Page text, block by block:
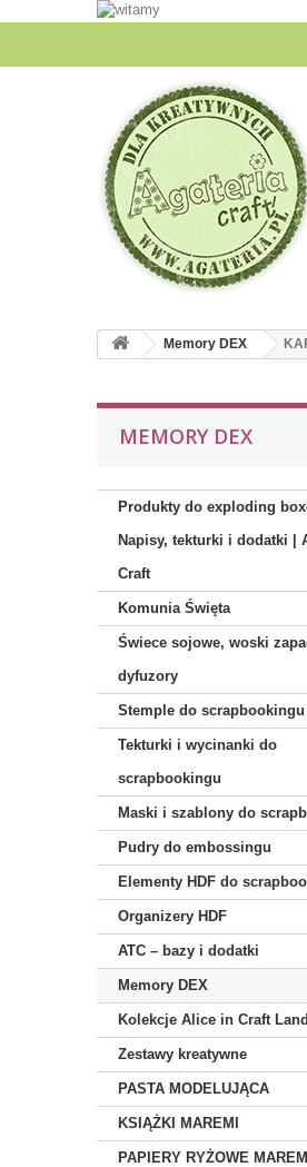
Memory DEX
MEMORY DEX
Produkty do exploding
Napisy, tekturki i dodatki |
Craft
Komunia Święta
Świece sojowe, woski
dyfuzory
Stemple do scrapbookingu
Tekturki i wycinanki do
scrapbookingu
Maski i szablony do
Pudry do embossingu
Elementy HDF do
Organizery HDF
ATC – bazy i dodatki
Memory DEX
Kolekcje Alice in Craft Land
Zestawy kreatywne
PASTA MODELUJĄCA
KSIĄŻKI MAREMI
PAPIERY RYŻOWE MAREMI